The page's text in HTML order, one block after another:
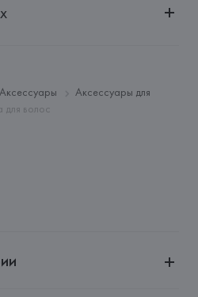
& Ramilo, S.A., Rua do Sistelo,
Rio Tinto,
Аксессуары
Аксессуары для
для волос